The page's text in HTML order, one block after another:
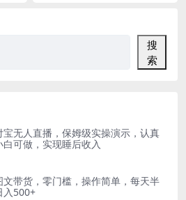
搜
索
宝无人直播，保姆级实操演示，认真
可做，实现睡后收入
文带货，零门槛，操作简单，每天半
入500+